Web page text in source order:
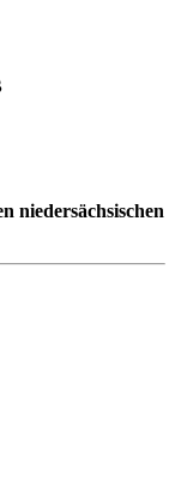
niedersächsischen